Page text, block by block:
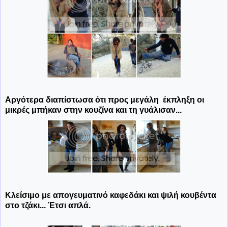
Αργότερα διαπίστωσα ότι προς μεγάλη έκπληξη οι
μικρές μπήκαν στην κουζίνα και τη γυάλισαν...
Κλείσιμο με απογευματινό καφεδάκι και ψιλή κουβέντα
στο τζάκι... Έτσι απλά.